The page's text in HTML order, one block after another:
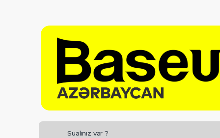
Sualınız var ?